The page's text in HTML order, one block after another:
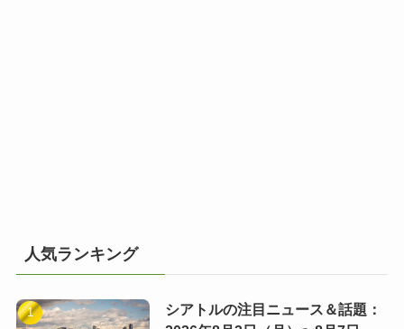
人気ランキング
シアトルの注目ニュース＆話題：